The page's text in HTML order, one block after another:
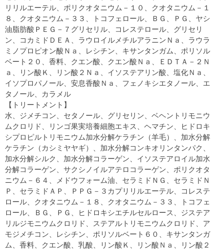
リリルエーテル、ポリクオタニウム－１０、クオタニウム－１
８、クオタニウム－３３、トコフェロール、ＢＧ、ＰＧ、ヤシ
油脂肪酸ＰＥＧ－７グリセリル、コレステロール、グリセリ
ン、コカミドＤＥＡ、ラウロイルメチルアラニンＮａ、ラウラ
ミノプロピオン酸Ｎａ、レシチン、キサンタンガム、ポリソル
ベート２０、香料、クエン酸、クエン酸Ｎａ、ＥＤＴＡ－２Ｎ
ａ、リン酸Ｋ、リン酸２Ｎａ、イソステアリン酸、塩化Ｎａ、
イソプロパノール、安息香酸Ｎａ、フェノキシエタノール、エ
タノール、カラメル
【トリートメント】
水、ジメチコン、セタノール、グリセリン、ベヘントリモニウ
ムクロリド、リンゴ果実培養細胞エキス、ヘマチン、ヒドロキ
シプロピルトリモニウム加水分解ケラチン（羊毛）、加水分解
ケラチン（カシミヤヤギ）、加水分解コンキオリンタンパク、
加水分解シルク、加水分解コラーゲン、イソステアロイル加水
分解コラーゲン、サクシノイルアテロコラーゲン、ポリクオタ
ニウム－６４、メドウフォーム油、セラミドＮＧ、セラミドＮ
Ｐ、セラミドＡＰ、ＰＰＧ－３カプリリルエーテル、コレステ
ロール、クオタニウム－１８、クオタニウム－３３、トコフェ
ロール、ＢＧ、ＰＧ、ヒドロキシエチルセルロース、ジステア
リルジモニウムクロリド、ステアルトリモニウムクロリド、ア
モジメチコン、レシチン、ポリソルベート６０、キサンタンガ
ム、香料、クエン酸、乳酸、リン酸Ｋ、リン酸Ｎａ、リン酸２